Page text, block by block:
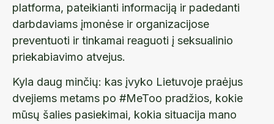
platforma, pateikianti informaciją ir padedanti
darbdaviams įmonėse ir organizacijose
preventuoti ir tinkamai reaguoti į seksualinio
priekabiavimo atvejus.
Kyla daug minčių: kas įvyko Lietuvoje praėjus
dvejiems metams po #MeToo pradžios, kokie
mūsų šalies pasiekimai, kokia situacija mano